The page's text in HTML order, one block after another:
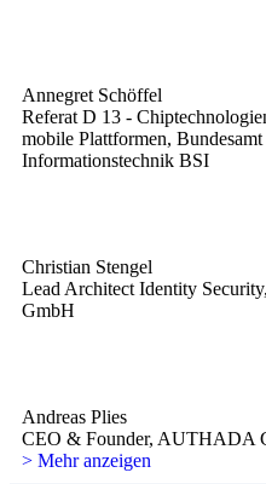
Annegret Schöffel
Referat D 13 -
mobile Plattformen,
Informationstechnik BSI
Christian Stengel
Lead Architect Identity
GmbH
Andreas Plies
CEO & Founder, AUTHADA
> Mehr anzeigen